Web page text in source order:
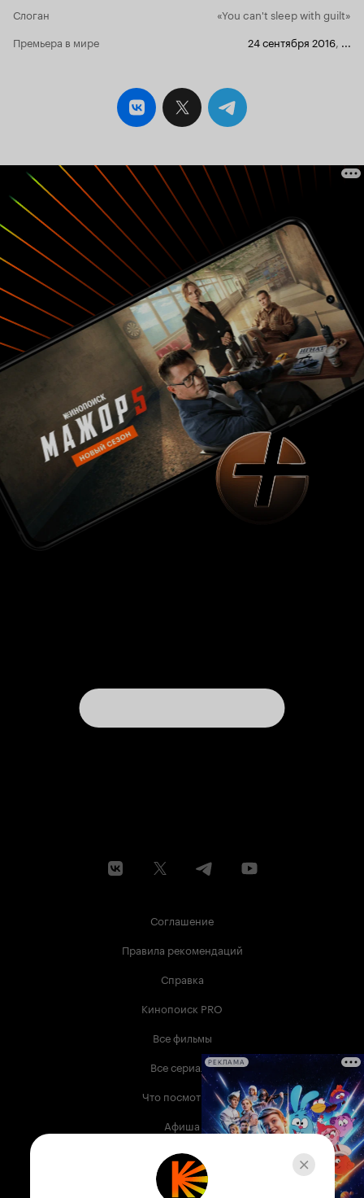
Слоган
«You can't sleep with guilt»
Премьера в мире
24 сентября 2016, ...
Соглашение
Правила рекомендаций
Справка
Кинопоиск PRO
Все фильмы
Все сериалы
Что посмотреть
Афиша
Музыка
Телепрограмма
РЕКЛАМА